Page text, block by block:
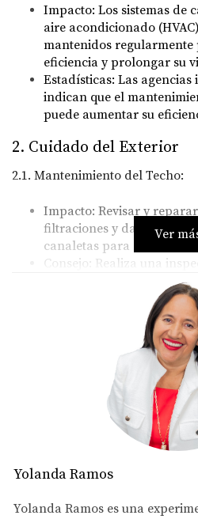
Impacto: Los sistemas de
aire acondicionado
mantenidos regularmente
eficiencia y prolongar su
Estadísticas: Las
indican que el
puede aumentar su
2. Cuidado del Exterior
2.1. Mantenimiento del Techo:
Impacto: Revisar y
filtraciones y daños
canaletas para evitar
Consejo:
Realiza una
meses y después de
2.2. Cuidado del Paisajismo:
Un jardín bien
apariencia de la
Poda regularmente los
el césped en buen estado.
Estadísticas:
Las
pueden aumentar su valor
3. Mantenimiento Interior
Ver
Yolanda Ramos
Yolanda Ramos es una